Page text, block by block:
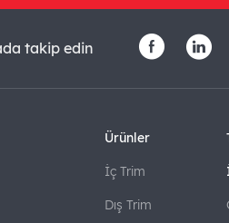
takip edin
Ürünler
İç Trim
Dış Trim